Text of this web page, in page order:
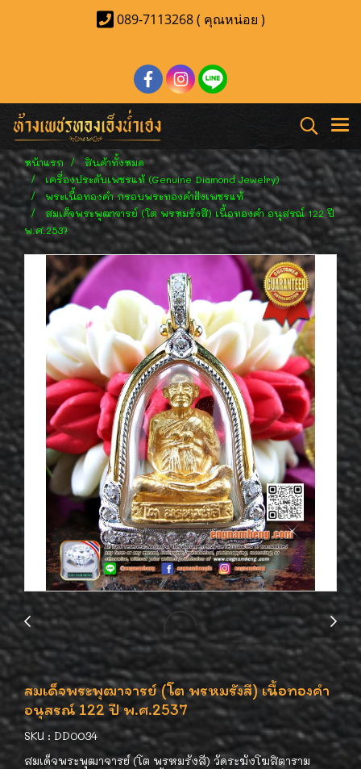
089-7113268 ( คุณหน่อย )
หน้าแรก
สินค้าทั้งหมด
เครื่องประดับเพชรแท้ (Genuine Diamond Jewelry)
พระเนื้อทองคำ กรอบพระทองคำฝังเพชรแท้
สมเด็จพระพุฒาจารย์ (โต พรหมรังสี) เนื้อทองคำ อนุสรณ์ 122 ปี
พ.ศ.2537
สมเด็จพระพุฒาจารย์ (โต พรหมรังสี) เนื้อทองคำ
อนุสรณ์ 122 ปี พ.ศ.2537
SKU : DD0034
สมเด็จพระพุฒาจารย์ (โต พรหมรังสี) วัดระฆังโฆสิตาราม